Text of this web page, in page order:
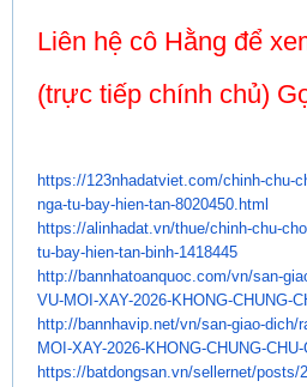
Liên hệ cô Hằng để
(trực tiếp chính chủ)
https://123nhadatviet.com/chinh-chu-
nga-tu-bay-hien-tan-8020450.html
https://alinhadat.vn/thue/chinh-chu-
tu-bay-hien-tan-binh-1418445
http://bannhatoanquoc.com/vn/san-
VU-MOI-XAY-2026-KHONG-CHUNG-
http://bannhavip.net/vn/san-giao-dich/
MOI-XAY-2026-KHONG-CHUNG-CHU-
https://batdongsan.vn/sellernet/posts/